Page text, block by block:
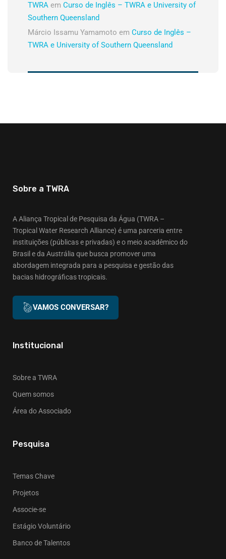
TWRA em Curso de Inglês – TWRA e University of
Southern Queensland
Márcio Issamu Yamamoto em Curso de Inglês –
TWRA e University of Southern Queensland
Sobre a TWRA
A Aliança Tropical de Pesquisa da Água (TWRA –
Tropical Water Research Alliance) é uma parceria entre
instituições (públicas e privadas) e o meio acadêmico do
Brasil e da Austrália que busca promover uma
abordagem integrada para a pesquisa e gestão das
bacias hidrográficas tropicais.
VAMOS CONVERSAR?
Institucional
Sobre a TWRA
Quem somos
Área do Associado
Pesquisa
Temas Chave
Projetos
Associe-se
Estágio Voluntário
Banco de Talentos